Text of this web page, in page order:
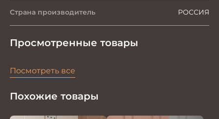
Страна производитель РОССИЯ
Просмотренные товары
Посмотреть все
Похожие товары